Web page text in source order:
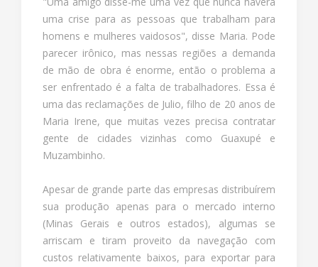
uma crise para as pessoas que trabalham para
homens e mulheres vaidosos", disse Maria. Pode
parecer irônico, mas nessas regiões a demanda
de mão de obra é enorme, então o problema a
ser enfrentado é a falta de trabalhadores. Essa é
uma das reclamações de Julio, filho de 20 anos de
Maria Irene, que muitas vezes precisa contratar
gente de cidades vizinhas como Guaxupé e
Muzambinho.
Apesar de grande parte das empresas distribuírem
sua produção apenas para o mercado interno
(Minas Gerais e outros estados), algumas se
arriscam e tiram proveito da navegação com
custos relativamente baixos, para exportar para